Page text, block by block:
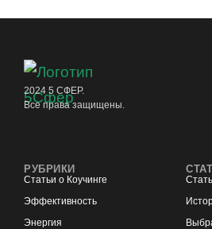
2024 5 СФЕР.
Все права защищены.
РУБРИКИ
Статьи о Коучинге
Эффективность
Энергия